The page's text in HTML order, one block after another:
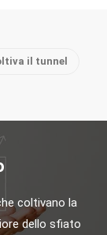
il tunnel
coltivano la
dello sfiato